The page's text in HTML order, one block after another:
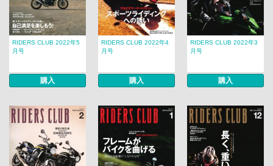
RIDERS CLUB 2022年5
月号
購入
RIDERS CLUB 2022年4
月号
購入
RIDERS CLUB 2022年3
月号
購入